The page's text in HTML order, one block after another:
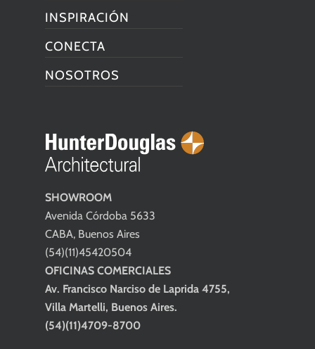
SHOWROOM
Avenida Córdoba 5633
CABA, Buenos Aires
(54)(11)45420504
OFICINAS COMERCIALES
Av. Francisco Narciso de Laprida 4755,
Villa Martelli, Buenos Aires.
(54)(11)4709-8700
INSPIRACIÓN
CONECTA
NOSOTROS